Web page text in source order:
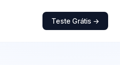
Teste Grátis →